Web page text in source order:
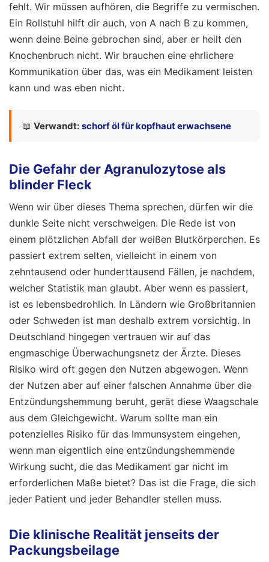
fehlt. Wir müssen aufhören, die Begriffe zu vermischen.
Ein Rollstuhl hilft dir auch, von A nach B zu kommen,
wenn deine Beine gebrochen sind, aber er heilt den
Knochenbruch nicht. Wir brauchen eine ehrlichere
Kommunikation über das, was ein Medikament leisten
kann und was eben nicht.
📖 Verwandt: schorf öl für kopfhaut erwachsene
Die Gefahr der Agranulozytose als
blinder Fleck
Wenn wir über dieses Thema sprechen, dürfen wir die
dunkle Seite nicht verschweigen. Die Rede ist von
einem plötzlichen Abfall der weißen Blutkörperchen. Es
passiert extrem selten, vielleicht in einem von
zehntausend oder hunderttausend Fällen, je nachdem,
welcher Statistik man glaubt. Aber wenn es passiert,
ist es lebensbedrohlich. In Ländern wie Großbritannien
oder Schweden ist man deshalb extrem vorsichtig. In
Deutschland hingegen vertrauen wir auf das
engmaschige Überwachungsnetz der Ärzte. Dieses
Risiko wird oft gegen den Nutzen abgewogen. Wenn
der Nutzen aber auf einer falschen Annahme über die
Entzündungshemmung beruht, gerät diese Waagschale
aus dem Gleichgewicht. Warum sollte man ein
potenzielles Risiko für das Immunsystem eingehen,
wenn man eigentlich eine entzündungshemmende
Wirkung sucht, die das Medikament gar nicht im
erforderlichen Maße bietet? Das ist die Frage, die sich
jeder Patient und jeder Behandler stellen muss.
Die klinische Realität jenseits der
Packungsbeilage